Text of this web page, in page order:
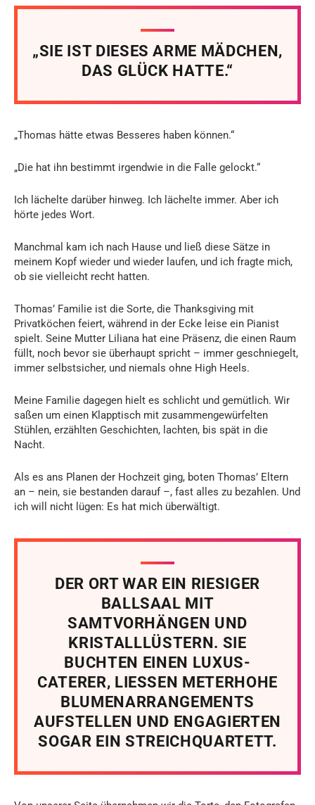
„SIE IST DIESES ARME MÄDCHEN,
DAS GLÜCK HATTE.“
„Thomas hätte etwas Besseres haben können.“
„Die hat ihn bestimmt irgendwie in die Falle gelockt.“
Ich lächelte darüber hinweg. Ich lächelte immer. Aber ich
hörte jedes Wort.
Manchmal kam ich nach Hause und ließ diese Sätze in
meinem Kopf wieder und wieder laufen, und ich fragte mich,
ob sie vielleicht recht hatten.
Thomas’ Familie ist die Sorte, die Thanksgiving mit
Privatköchen feiert, während in der Ecke leise ein Pianist
spielt. Seine Mutter Liliana hat eine Präsenz, die einen Raum
füllt, noch bevor sie überhaupt spricht – immer geschniegelt,
immer selbstsicher, und niemals ohne High Heels.
Meine Familie dagegen hielt es schlicht und gemütlich. Wir
saßen um einen Klapptisch mit zusammengewürfelten
Stühlen, erzählten Geschichten, lachten, bis spät in die
Nacht.
Als es ans Planen der Hochzeit ging, boten Thomas’ Eltern
an – nein, sie bestanden darauf –, fast alles zu bezahlen. Und
ich will nicht lügen: Es hat mich überwältigt.
DER ORT WAR EIN RIESIGER
BALLSAAL MIT
SAMTVORHÄNGEN UND
KRISTALLLÜSTERN. SIE
BUCHTEN EINEN LUXUS-
CATERER, LIESSEN METERHOHE
BLUMENARRANGEMENTS
AUFSTELLEN UND ENGAGIERTEN
SOGAR EIN STREICHQUARTETT.